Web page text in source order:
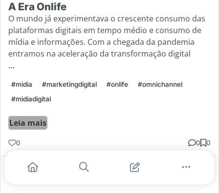
A Era Onlife
O mundo já experimentava o crescente consumo das
plataformas digitais em tempo médio e consumo de
mídia e informações. Com a chegada da pandemia
entramos na aceleração da transformação digital
...
#midia #marketingdigital #onlife
#omnichannel
#midiadigital
Leia mais
0 0 0